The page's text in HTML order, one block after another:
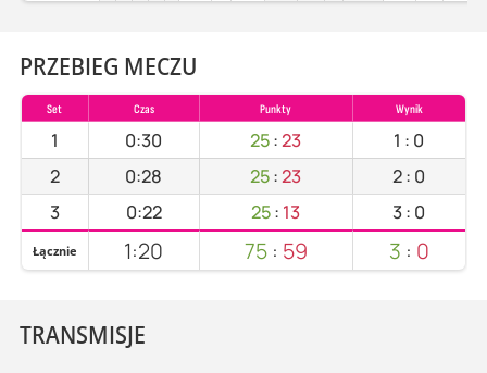
PRZEBIEG MECZU
Set Czas Punkty Wynik
1 0:30 25:23 1 : 0
2
0:28 25:23 2: 0
3
0:22 25: 13 3: 0
Łącznie 1:20 75: 59 3 : 0
TRANSMISJE